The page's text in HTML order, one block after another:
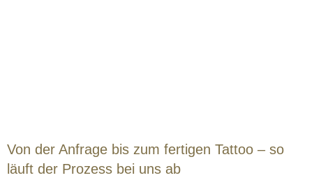
Von der Anfrage bis zum fertigen Tattoo – so
läuft der Prozess bei uns ab